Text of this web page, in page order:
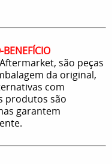
são peças
da original,
com
produtos são
garantem